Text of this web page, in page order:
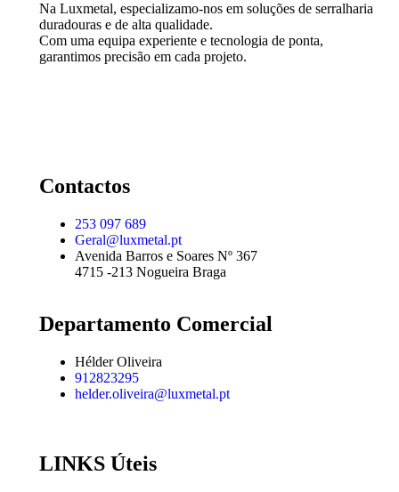
Na Luxmetal, especializamo-nos em soluções de serralharia
duradouras e de alta qualidade.
Com uma equipa experiente e tecnologia de ponta,
garantimos precisão em cada projeto.
Contactos
253 097 689
Geral@luxmetal.pt
Avenida Barros e Soares Nº 367
4715 -213 Nogueira Braga
Departamento Comercial
Hélder Oliveira
912823295
helder.oliveira@luxmetal.pt
LINKS Úteis